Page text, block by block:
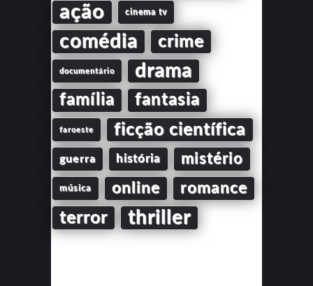
ação cinema tv
comédia crime
documentário drama
família fantasia
faroeste ficção científica
guerra história mistério
música online romance
terror thriller